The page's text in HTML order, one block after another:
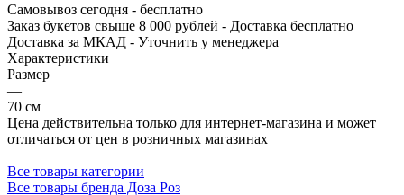
Самовывоз сегодня - бесплатно
Заказ букетов свыше 8 000 рублей - Доставка бесплатно
Доставка за МКАД - Уточнить у менеджера
Характеристики
Размер
—
70 см
Цена действительна только для интернет-магазина и может
отличаться от цен в розничных магазинах
Все товары категории
Все товары бренда Доза Роз